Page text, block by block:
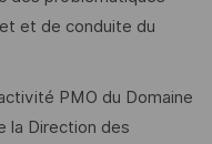
et de conduite du
PMO du Domaine
la Direction des